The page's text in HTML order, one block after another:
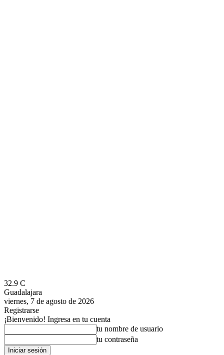
32.9 C
Guadalajara
viernes, 7 de agosto de 2026
Registrarse
¡Bienvenido! Ingresa en tu cuenta
tu nombre de usuario
tu contraseña